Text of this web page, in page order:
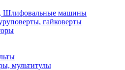
Шлифовальные машины
гайковерты
мультитулы